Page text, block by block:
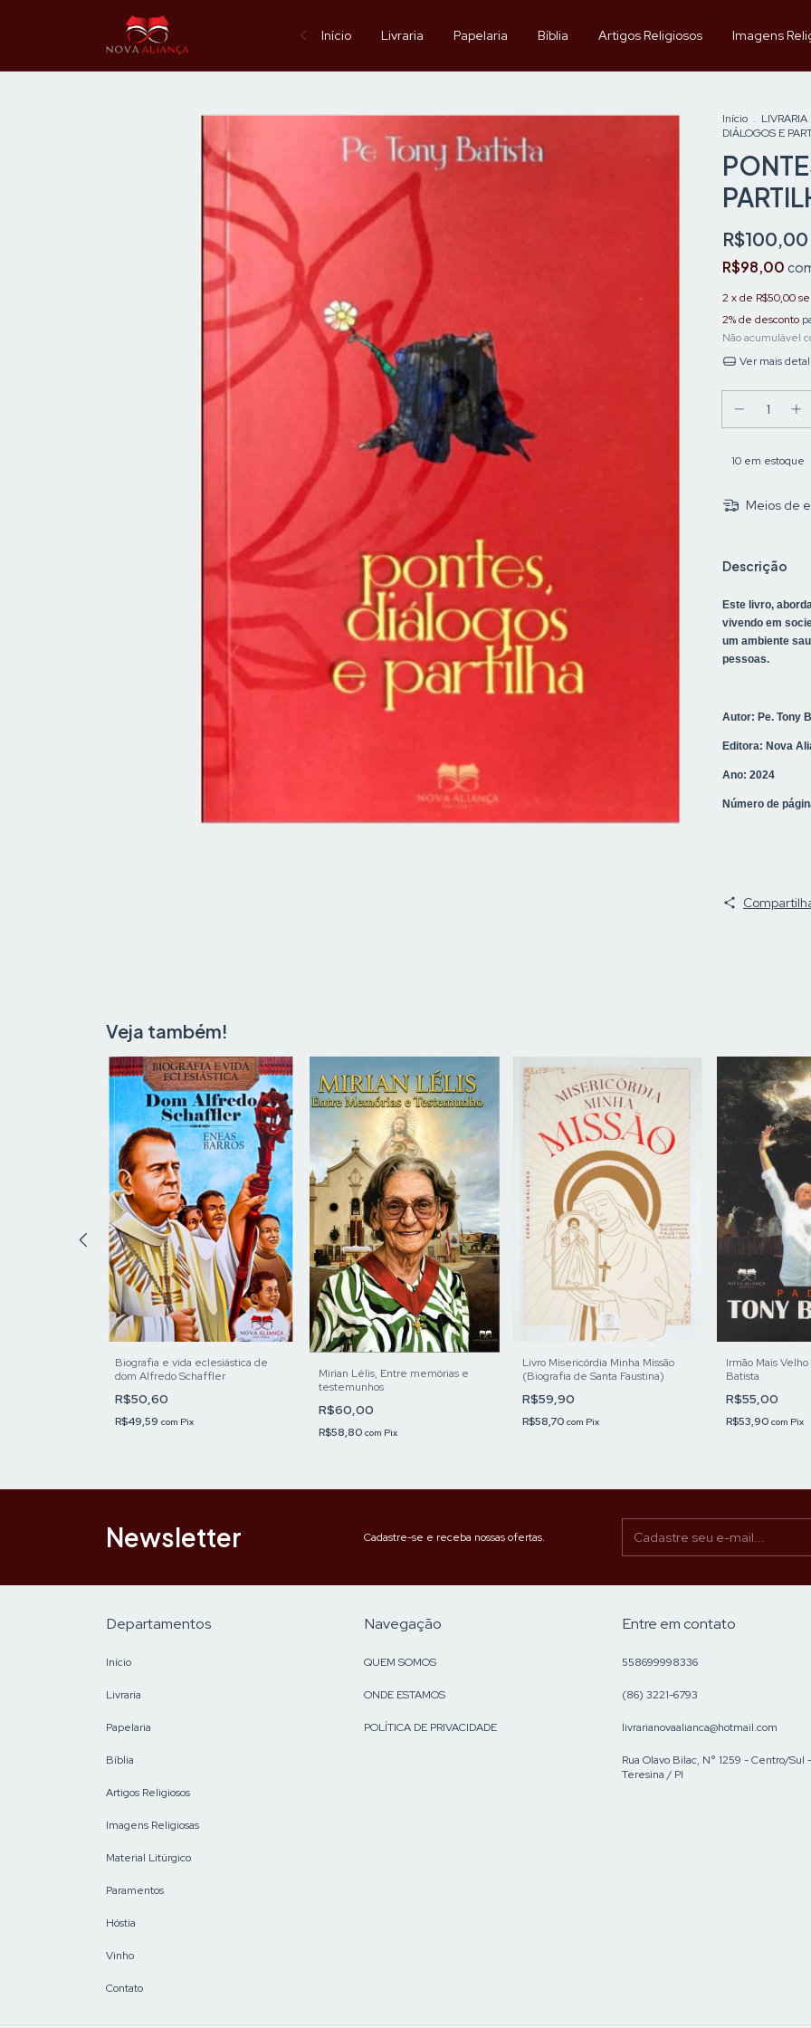
Início Livraria Papelaria Bíblia Artigos Religiosos Imagens
Início .
DIÁLOGOS E
R$100,00
R$98,00
2 x de R$50,00
2% de desconto
Não acumulável
Ver mais
10 em estoque
Meios de
Descrição
Este livro,
vivendo em
um ambiente
pessoas.
Autor: Pe. Tony
Editora: Nova
Ano: 2024
Número de
Veja também!
Biografia e vida eclesiástica de
dom Alfredo Schaffler
R$50,60
R$49,59 com Pix
Mirian Lélis, Entre memórias e
testemunhos
R$60,00
R$58,80 com Pix
Livro Misericórdia Minha Missão
(Biografia de Santa Faustina)
R$59,90
R$58,70 com Pix
Irmão Mais
Batista
R$55,00
R$53,90 com Pix
Newsletter Cadastre-se e receba nossas ofertas.
Departamentos
Início
Livraria
Papelaria
Bíblia
Artigos Religiosos
Imagens Religiosas
Material Litúrgico
Paramentos
Hóstia
Vinho
Contato
Navegação
QUEM SOMOS
ONDE ESTAMOS
POLÍTICA DE PRIVACIDADE
Entre em contato
558699998336
(86) 3221-6793
livrarianovaalianca@hotmail.com
Rua Olavo Bilac, N° 1259 - Centro/Sul -
Teresina / PI